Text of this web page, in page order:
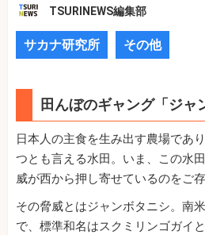
TSURINEWS編集部
サカナ研究所 その他
田んぼのギャング「ジャ
日本人の主食を生み出す農場であ
つとも言える水田。いま、この水
威が西から押し寄せているのをご
その脅威とはジャンボタニシ。南
で、標準和名はスクミリンゴガイ